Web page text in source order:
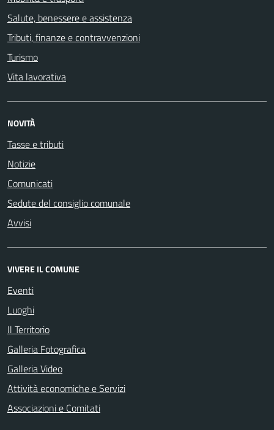
Salute, benessere e assistenza
Tributi, finanze e contravvenzioni
Turismo
Vita lavorativa
NOVITÀ
Tasse e tributi
Notizie
Comunicati
Sedute del consiglio comunale
Avvisi
VIVERE IL COMUNE
Eventi
Luoghi
Il Territorio
Galleria Fotografica
Galleria Video
Attività economiche e Servizi
Associazioni e Comitati